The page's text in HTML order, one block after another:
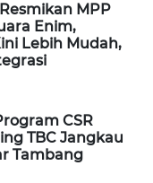
MPP
Enim,
Lebih Mudah,
CSR
TBC Jangkau
Tambang